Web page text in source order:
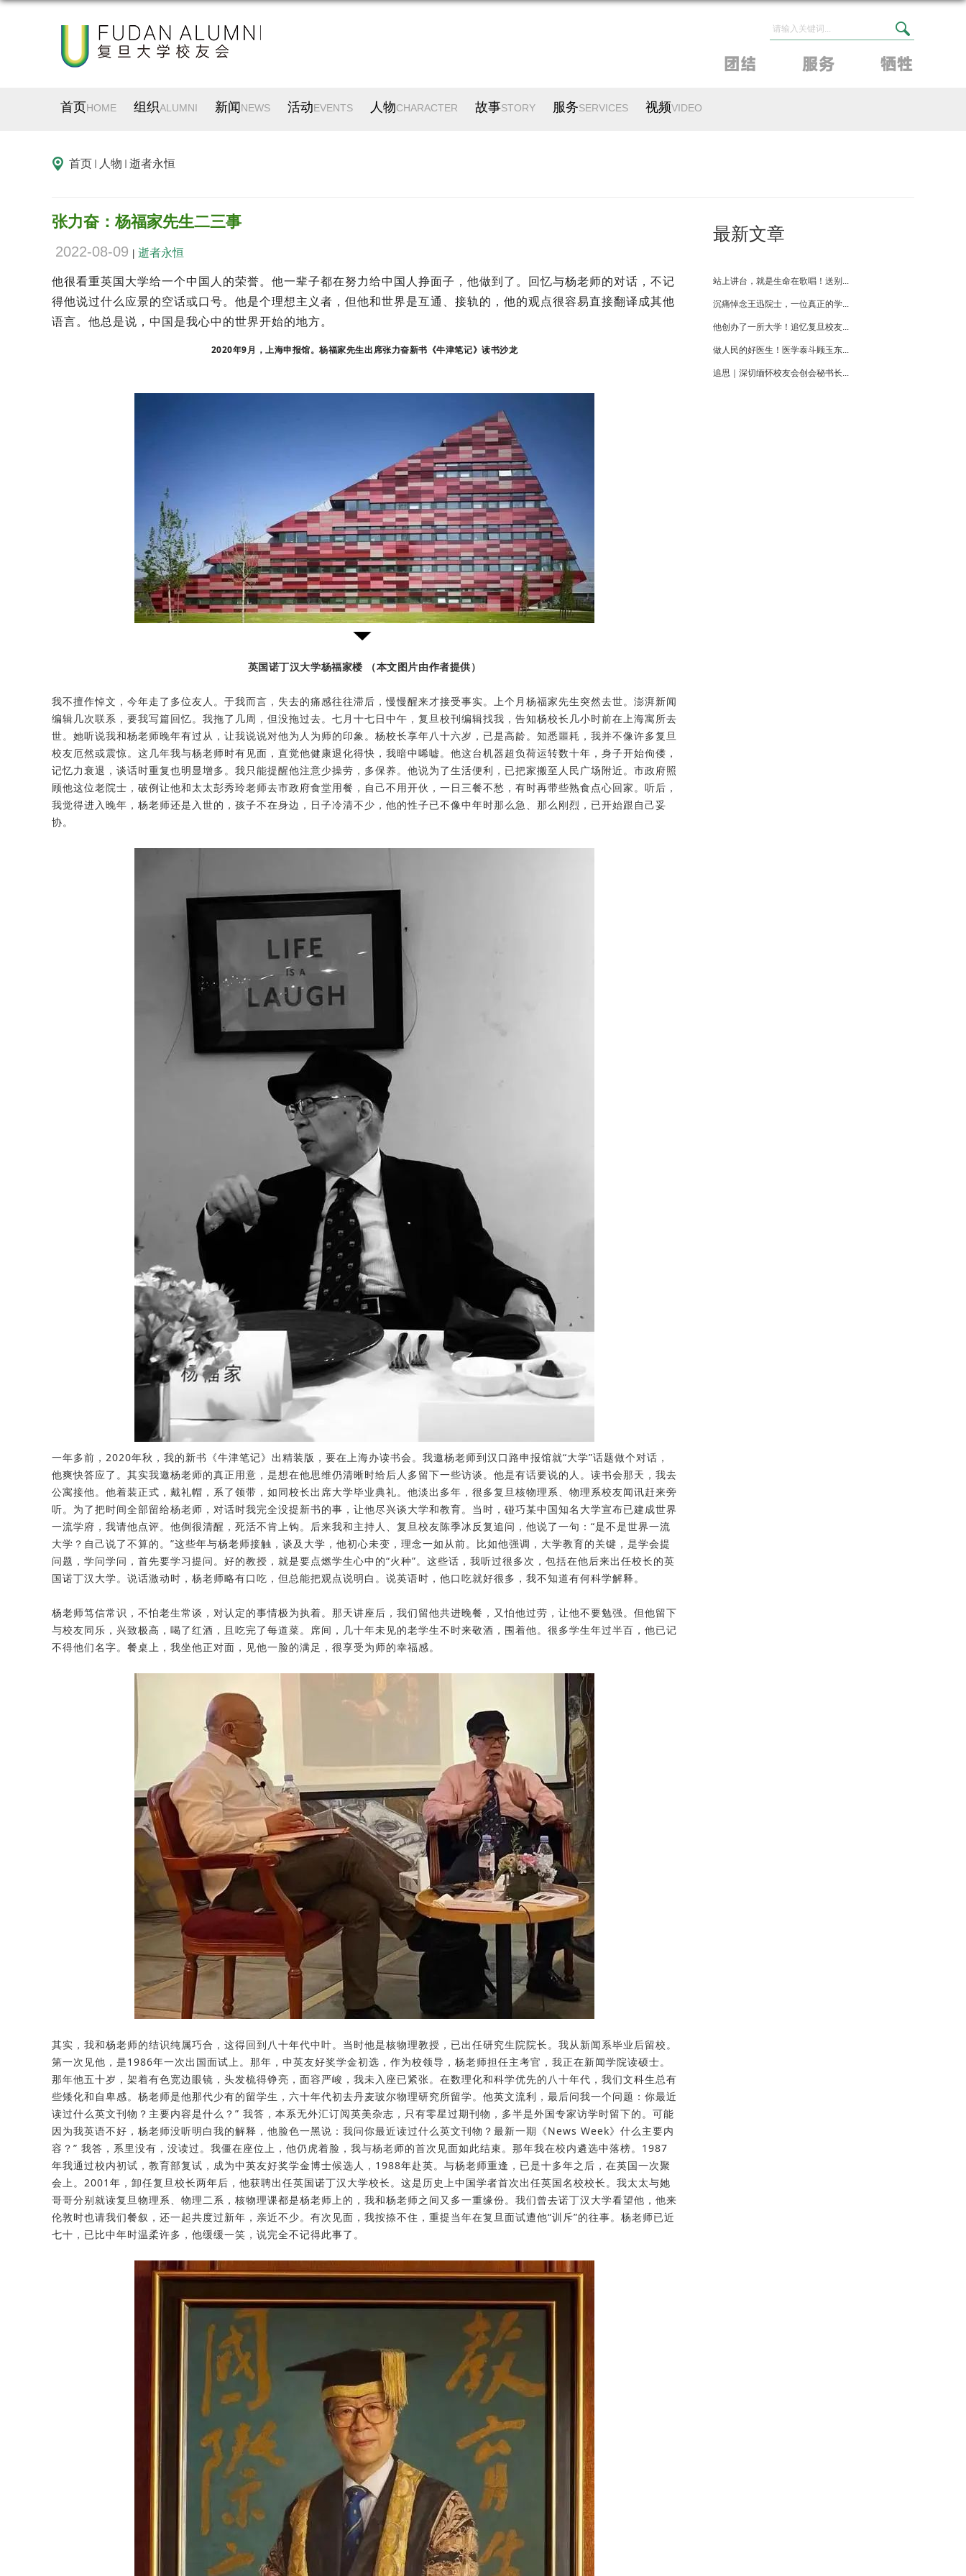
首页HOME 组织ALUMNI 新闻 NEWS 活动EVENTS 人物CHARACTER 故事STORY 服务SERVICES 视频VIDEO
首页 人物 逝者永恒
张力奋：杨福家先生二三事
2022-08-09 逝者永恒
他很看重英国大学给一个中国人的荣誉。他一辈子都在努力给中国人挣面子，他做到了。回忆与杨老师的对话，不记
得他说过什么应景的空话或口号。他是个理想主义者，但他和世界是互通、接轨的，他的观点很容易直接翻译成其他
语言。他总是说，中国是我心中的世界开始的地方。
2020年9月，上海申报馆。杨福家先生出席张力奋新书《牛津笔记》读书沙龙
英国诺丁汉大学杨福家楼 （本文图片由作者提供）
我不擅作悼文，今年走了多位友人。于我而言，失去的痛感往往滞后，慢慢醒来才接受事实。上个月杨福家先生突然去世。澎湃新闻
编辑几次联系，要我写篇回忆。我拖了几周，但没拖过去。七月十七日中午，复旦校刊编辑找我，告知杨校长几小时前在上海寓所去
世。她听说我和杨老师晚年有过从，让我说说对他为人为师的印象。杨校长享年八十六岁，已是高龄。知悉噩耗，我并不像许多复旦
校友厄然或震惊。这几年我与杨老师时有见面，直觉他健康退化得快，我暗中唏嘘。他这台机器超负荷运转数十年，身子开始佝偻，
记忆力衰退，谈话时重复也明显增多。我只能提醒他注意少操劳，多保养。他说为了生活便利，已把家搬至人民广场附近。市政府照
顾他这位老院士，破例让他和太太彭秀玲老师去市政府食堂用餐，自己不用开伙，一日三餐不愁，有时再带些熟食点心回家。听后，
我觉得进入晚年，杨老师还是入世的，孩子不在身边，日子冷清不少，他的性子已不像中年时那么急、那么刚烈，已开始跟自己妥
协。
一年多前，2020年秋，我的新书《牛津笔记》出精装版，要在上海办读书会。我邀杨老师到汉口路申报馆就“大学”话题做个对话，
他爽快答应了。其实我邀杨老师的真正用意，是想在他思维仍清晰时给后人多留下一些访谈。他是有话要说的人。读书会那天，我去
公寓接他。他着装正式，戴礼帽，系了领带，如同校长出席大学毕业典礼。他淡出多年，很多复旦核物理系、物理系校友闻讯赶来旁
听。为了把时间全部留给杨老师，对话时我完全没提新书的事，让他尽兴谈大学和教育。当时，碰巧某中国知名大学宣布已建成世界
一流学府，我请他点评。他倒很清醒，死活不肯上钩。后来我和主持人、复旦校友陈季冰反复追问，他说了一句：“是不是世界一流
大学？自己说了不算的。”这些年与杨老师接触，谈及大学，他初心未变，理念一如从前。比如他强调，大学教育的关键，是学会提
问题，学问学问，首先要学习提问。好的教授，就是要点燃学生心中的“火种”。这些话，我听过很多次，包括在他后来出任校长的英
国诺丁汉大学。说话激动时，杨老师略有口吃，但总能把观点说明白。说英语时，他口吃就好很多，我不知道有何科学解释。
杨老师笃信常识，不怕老生常谈，对认定的事情极为执着。那天讲座后，我们留他共进晚餐，又怕他过劳，让他不要勉强。但他留下
与校友同乐，兴致极高，喝了红酒，且吃完了每道菜。席间，几十年未见的老学生不时来敬酒，围着他。很多学生年过半百，他已记
不得他们名字。餐桌上，我坐他正对面，见他一脸的满足，很享受为师的幸福感。
其实，我和杨老师的结识纯属巧合，这得回到八十年代中叶。当时他是核物理教授，已出任研究生院院长。我从新闻系毕业后留校。
第一次见他，是1986年一次出国面试上。那年，中英友好奖学金初选，作为校领导，杨老师担任主考官，我正在新闻学院读硕士。
那年他五十岁，架着有色宽边眼镜，头发梳得铮亮，面容严峻，我未入座已紧张。在数理化和科学优先的八十年代，我们文科生总有
些矮化和自卑感。杨老师是他那代少有的留学生，六十年代初去丹麦玻尔物理研究所留学。他英文流利，最后问我一个问题：你最近
读过什么英文刊物？主要内容是什么？” 我答，本系无外汇订阅英美杂志，只有零星过期刊物，多半是外国专家访学时留下的。可能
因为我英语不好，杨老师没听明白我的解释，他脸色一黑说：我问你最近读过什么英文刊物？最新一期《News Week》什么主要内
容？” 我答，系里没有，没读过。我僵在座位上，他仍虎着脸，我与杨老师的首次见面如此结束。那年我在校内遴选中落榜。1987
年我通过校内初试，教育部复试，成为中英友好奖学金博士候选人，1988年赴英。与杨老师重逢，已是十多年之后，在英国一次聚
会上。2001年，卸任复旦校长两年后，他获聘出任英国诺丁汉大学校长。这是历史上中国学者首次出任英国名校校长。我太太与她
哥哥分别就读复旦物理系、物理二系，核物理课都是杨老师上的，我和杨老师之间又多一重缘份。我们曾去诺丁汉大学看望他，他来
伦敦时也请我们餐叙，还一起共度过新年，亲近不少。有次见面，我按捺不住，重提当年在复旦面试遭他“训斥”的往事。杨老师已近
七十，已比中年时温柔许多，他缓缓一笑，说完全不记得此事了。
最新文章